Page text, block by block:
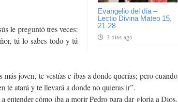
Evangelio del día –
Lectio Divina Mateo 15,
21-28
3 días ago
le preguntó tres veces:
tú lo sabes todo y tú
joven, te vestías e ibas a donde querías; pero cuando
te atará y te llevará a donde no quieras ir”.
entender cómo iba a morir Pedro para dar gloria a Dios.